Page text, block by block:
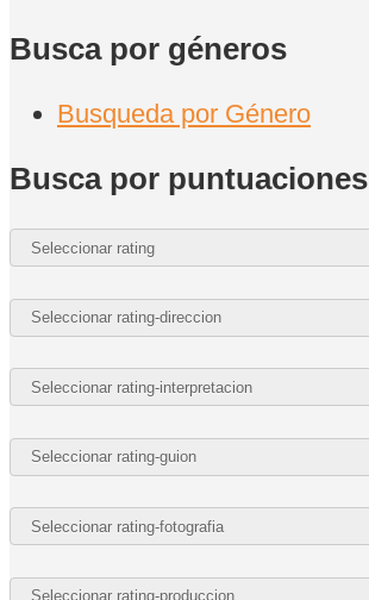
Busca por géneros
Busqueda por Género
Busca por puntuaciones